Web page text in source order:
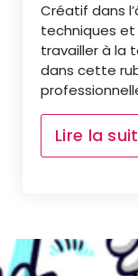
Créatif dans
techniques
travailler à la
dans cette
Lire la